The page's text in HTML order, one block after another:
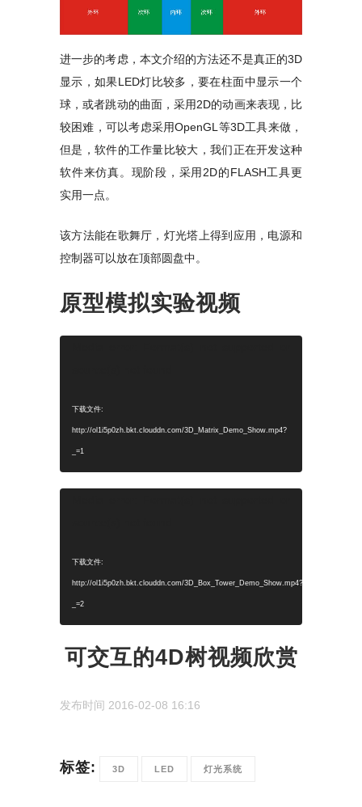
进一步的考虑，本文介绍的方法还不是真正的3D
显示，如果LED灯比较多，要在柱面中显示一个
球，或者跳动的曲面，采用2D的动画来表现，比
较困难，可以考虑采用OpenGL等3D工具来做，
但是，软件的工作量比较大，我们正在开发这种
软件来仿真。现阶段，采用2D的FLASH工具更
实用一点。
该方法能在歌舞厅，灯光塔上得到应用，电源和
控制器可以放在顶部圆盘中。
原型模拟实验视频
器
下载文件:
http://ol1i5p0zh.bkt.clouddn.com/3D_Matrix_Demo_Show.mp4?
_=1
器
下载文件:
http://ol1i5p0zh.bkt.clouddn.com/3D_Box_Tower_Demo_Show.mp4?
_=2
可交互的4D树视频欣赏
发布时间 2016-02-08 16:16
标签: 3D LED 灯光系统